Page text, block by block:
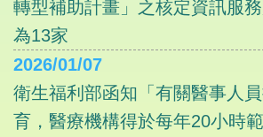
轉型補助計畫」之核定資訊服
為13家
2026/01/07
衛生福利部函知「有關醫事人
育，醫療機構得於每年20小時